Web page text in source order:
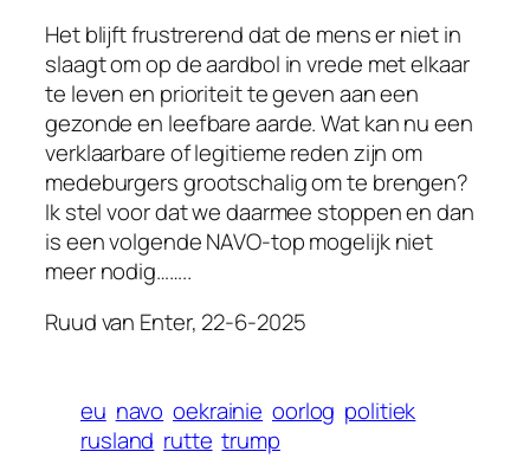
Het blijft frustrerend dat de mens er niet in
slaagt om op de aardbol in vrede met elkaar
te leven en prioriteit te geven aan een
gezonde en leefbare aarde. Wat kan nu een
verklaarbare of legitieme reden zijn om
medeburgers grootschalig om te brengen?
Ik stel voor dat we daarmee stoppen en dan
is een volgende NAVO-top mogelijk niet
meer nodig……..
Ruud van Enter, 22-6-2025
eu navo oekrainie oorlog politiek
rusland rutte trump